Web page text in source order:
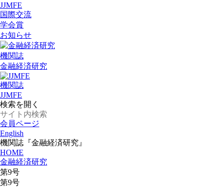
JJMFE
国際交流
学会賞
お知らせ
機関誌
金融経済研究
機関誌
JJMFE
検索を開く
会員ページ
English
機関誌『金融経済研究』
HOME
金融経済研究
第9号
第9号